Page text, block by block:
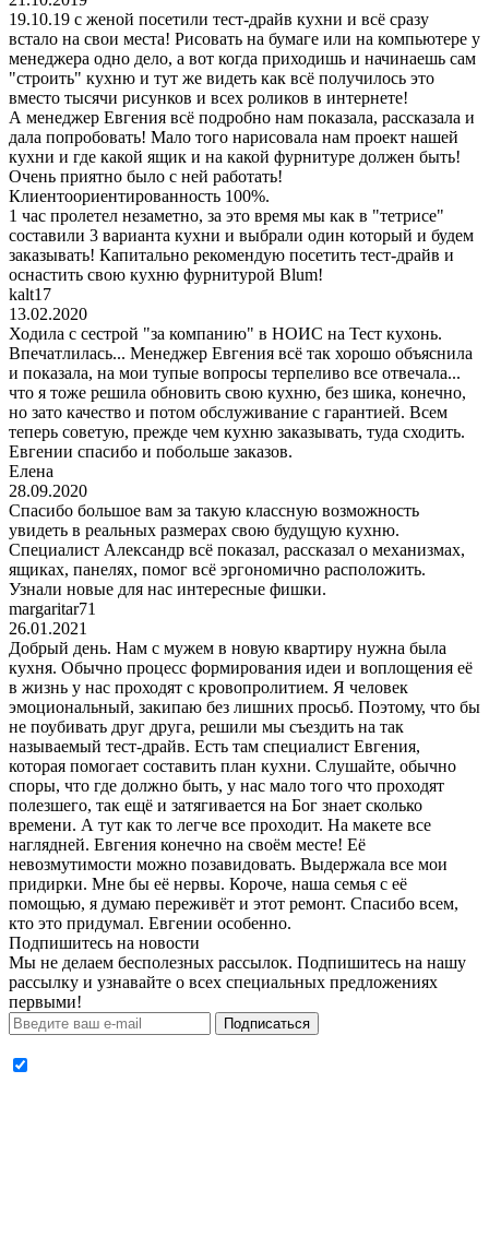
19.10.19 c женой посетили тест-драйв кухни и всё сразу
встало на свои места! Рисовать на бумаге или на компьютере у
менеджера одно дело, а вот когда приходишь и начинаешь сам
"строить" кухню и тут же видеть как всё получилось это
вместо тысячи рисунков и всех роликов в интернете!
А менеджер Евгения всё подробно нам показала, рассказала и
дала попробовать! Мало того нарисовала нам проект нашей
кухни и где какой ящик и на какой фурнитуре должен быть!
Очень приятно было с ней работать!
Клиентоориентированность 100%.
1 час пролетел незаметно, за это время мы как в "тетрисе"
составили 3 варианта кухни и выбрали один который и будем
заказывать! Капитально рекомендую посетить тест-драйв и
оснастить свою кухню фурнитурой Blum!
kalt17
13.02.2020
Ходила с сестрой "за компанию" в НОИС на Тест кухонь.
Впечатлилась... Менеджер Евгения всё так хорошо объяснила
и показала, на мои тупые вопросы терпеливо все отвечала...
что я тоже решила обновить свою кухню, без шика, конечно,
но зато качество и потом обслуживание с гарантией. Всем
теперь советую, прежде чем кухню заказывать, туда сходить.
Евгении спасибо и побольше заказов.
Елена
28.09.2020
Спасибо большое вам за такую классную возможность
увидеть в реальных размерах свою будущую кухню.
Специалист Александр всё показал, рассказал о механизмах,
ящиках, панелях, помог всё эргономично расположить.
Узнали новые для нас интересные фишки.
margaritar71
26.01.2021
Добрый день. Нам с мужем в новую квартиру нужна была
кухня. Обычно процесс формирования идеи и воплощения её
в жизнь у нас проходят с кровопролитием. Я человек
эмоциональный, закипаю без лишних просьб. Поэтому, что бы
не поубивать друг друга, решили мы съездить на так
называемый тест-драйв. Есть там специалист Евгения,
которая помогает составить план кухни. Слушайте, обычно
споры, что где должно быть, у нас мало того что проходят
полезшего, так ещё и затягивается на Бог знает сколько
времени. А тут как то легче все проходит. На макете все
наглядней. Евгения конечно на своём месте! Её
невозмутимости можно позавидовать. Выдержала все мои
придирки. Мне бы её нервы. Короче, наша семья с её
помощью, я думаю переживёт и этот ремонт. Спасибо всем,
кто это придумал. Евгении особенно.
Подпишитесь на новости
Мы не делаем бесполезных рассылок. Подпишитесь на нашу
рассылку и узнавайте о всех специальных предложениях
первыми!
Подписаться